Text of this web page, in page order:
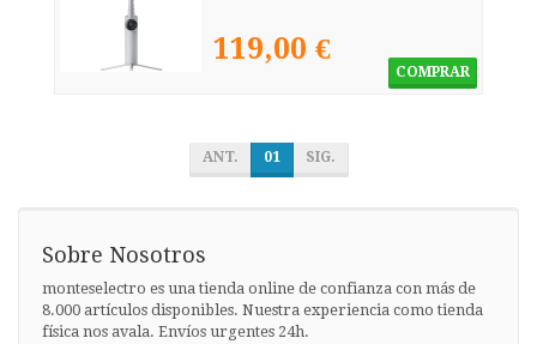
119,00 €
COMPRAR
ANT. 01 SIG.
Sobre Nosotros
monteselectro es una tienda online de confianza con más de
8.000 artículos disponibles. Nuestra experiencia como tienda
física nos avala. Envíos urgentes 24h.